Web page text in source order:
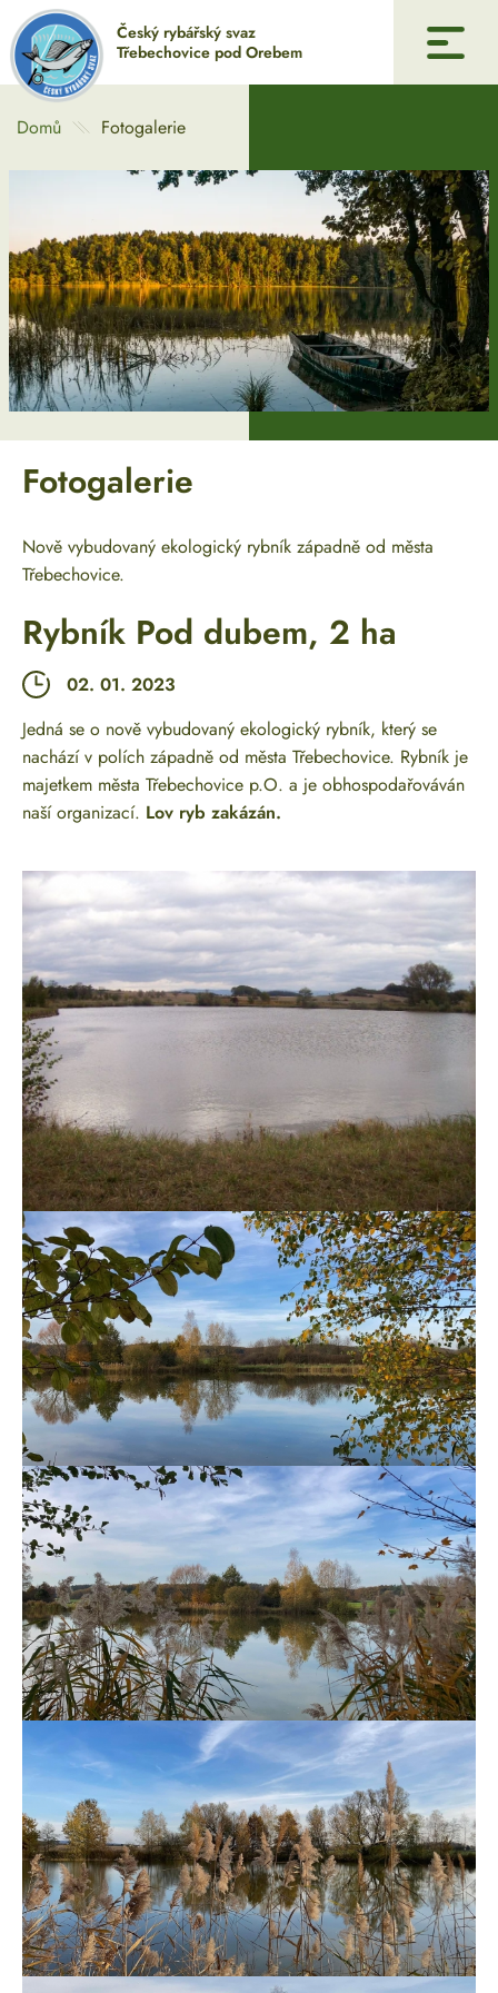
Český rybářský svaz
Třebechovice pod Orebem
Úvod
Galerie
Pronájem
Mládež
Dotace
Kontakty
Domů Fotogalerie
Fotogalerie
Nově vybudovaný ekologický rybník západně od města
Třebechovice.
Rybník Pod dubem, 2 ha
02. 01. 2023
Jedná se o nově vybudovaný ekologický rybník, který se
nachází v polích západně od města Třebechovice. Rybník je
majetkem města Třebechovice p.O. a je obhospodařováván
naší organizací. Lov ryb zakázán.